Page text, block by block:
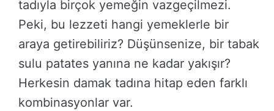
tadıyla birçok yemeğin vazgeçilmezi.
Peki, bu lezzeti hangi yemeklerle bir
araya getirebiliriz? Düşünsenize, bir tabak
sulu patates yanına ne kadar yakışır?
Herkesin damak tadına hitap eden farklı
kombinasyonlar var.